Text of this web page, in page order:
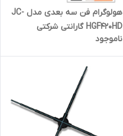
هولوگرام فن سه بعدی مدل JC-
HGF420HD گارانتی شرکتی
مناسب برای رستوران و کافی
شاپ و مراکز خرید
ناموجود